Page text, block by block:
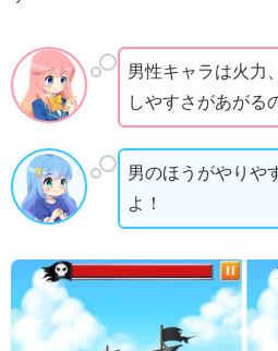
男性キャラは火力
しやすさがあがる
男のほうがやりや
よ！